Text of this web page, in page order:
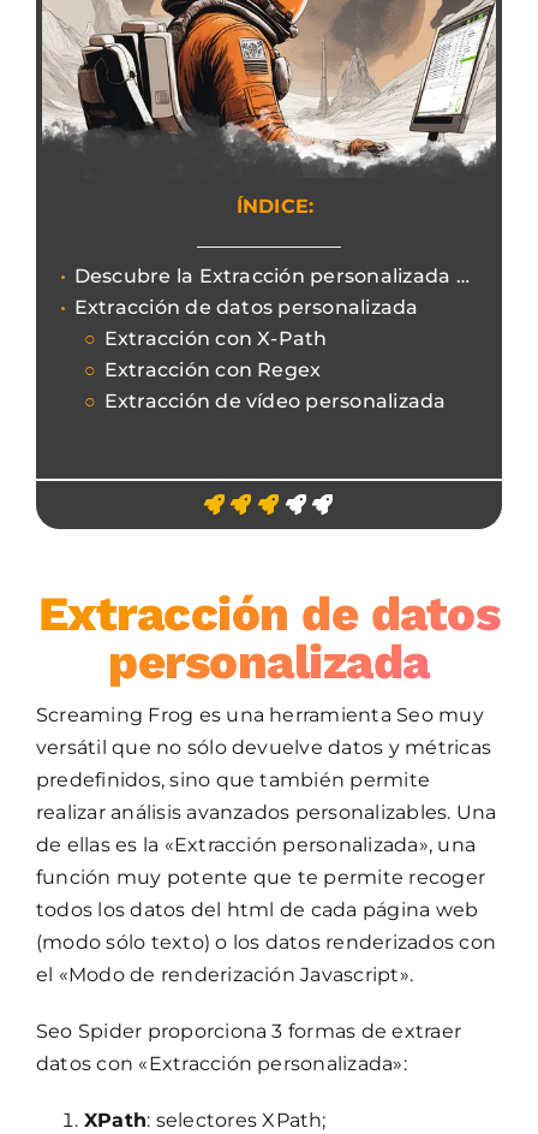
ÍNDICE:
Descubre la Extracción personalizada para recoger datos personalizados del código html.
Extracción de datos personalizada
Extracción con X-Path
Extracción con Regex
Extracción de vídeo personalizada
Extracción de datos
personalizada
Screaming Frog es una herramienta Seo muy
versátil que no sólo devuelve datos y métricas
predefinidos, sino que también permite
realizar análisis avanzados personalizables. Una
de ellas es la «Extracción personalizada», una
función muy potente que te permite recoger
todos los datos del html de cada página web
(modo sólo texto) o los datos renderizados con
el «Modo de renderización Javascript».
Seo Spider proporciona 3 formas de extraer
datos con «Extracción personalizada»:
XPath: selectores XPath;